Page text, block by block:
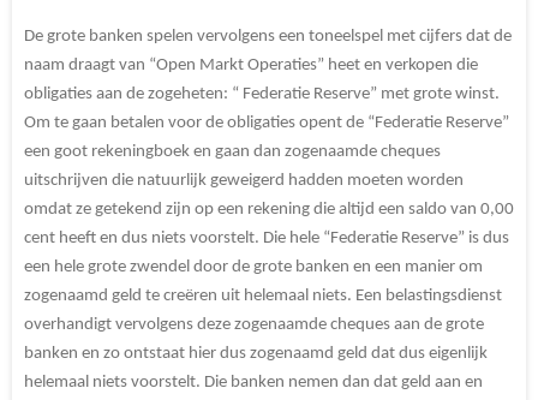
De grote banken spelen vervolgens een toneelspel met cijfers dat de
naam draagt van “Open Markt Operaties” heet en verkopen die
obligaties aan de zogeheten: “ Federatie Reserve” met grote winst.
Om te gaan betalen voor de obligaties opent de “Federatie Reserve”
een goot rekeningboek en gaan dan zogenaamde cheques
uitschrijven die natuurlijk geweigerd hadden moeten worden
omdat ze getekend zijn op een rekening die altijd een saldo van 0,00
cent heeft en dus niets voorstelt. Die hele “Federatie Reserve” is dus
een hele grote zwendel door de grote banken en een manier om
zogenaamd geld te creëren uit helemaal niets. Een belastingsdienst
overhandigt vervolgens deze zogenaamde cheques aan de grote
banken en zo ontstaat hier dus zogenaamd geld dat dus eigenlijk
helemaal niets voorstelt. Die banken nemen dan dat geld aan en